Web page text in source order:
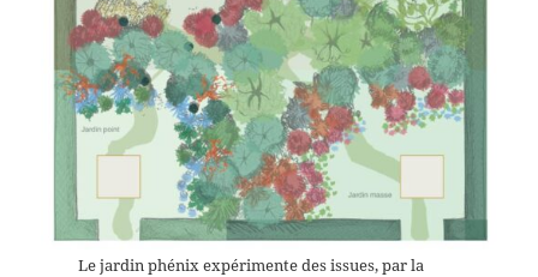
Le jardin phénix expérimente des issues, par la